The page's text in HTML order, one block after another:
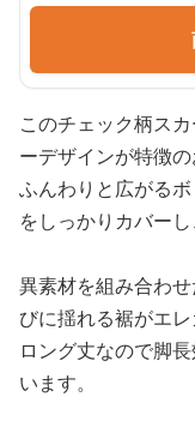
このチェック柄ス
ーデザインが特徴の
ふんわりと広がる
をしっかりカバー
異素材を組み合わ
びに揺れる裾がエレ
ロング丈なので脚
います。